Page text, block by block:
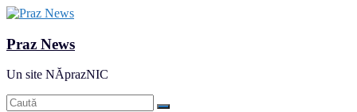
Praz News
Un site NĂprazNIC